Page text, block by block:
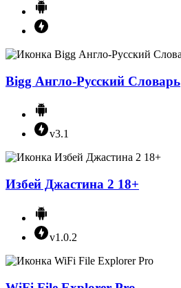
Bigg Англо-Русский Словарь
v3.1
Избей Джастина 2 18+
v1.0.2